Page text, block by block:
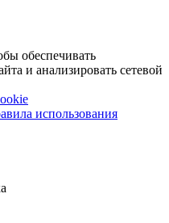
обеспечивать
и анализировать сетевой
использования